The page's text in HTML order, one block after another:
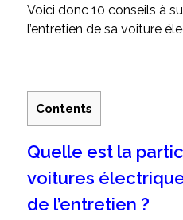
Voici donc 10 conseils à
l’entretien de sa voiture
Contents
Quelle est la
voitures
de l’entretien ?